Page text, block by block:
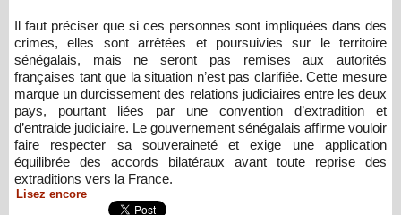
Il faut préciser que si ces personnes sont impliquées dans des
crimes, elles sont arrêtées et poursuivies sur le territoire
sénégalais, mais ne seront pas remises aux autorités
françaises tant que la situation n’est pas clarifiée. Cette mesure
marque un durcissement des relations judiciaires entre les deux
pays, pourtant liées par une convention d’extradition et
d’entraide judiciaire. Le gouvernement sénégalais affirme vouloir
faire respecter sa souveraineté et exige une application
équilibrée des accords bilatéraux avant toute reprise des
extraditions vers la France.
Lisez encore